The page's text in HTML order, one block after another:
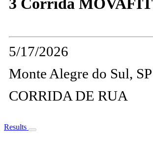
5/17/2026
Monte Alegre do Sul, SP
CORRIDA DE RUA
Results